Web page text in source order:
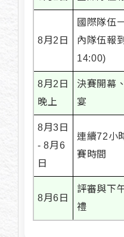
8月2日
國際隊伍
內隊伍報
14:00)
8月2日
晚上
決賽開幕
宴
8月3日
- 8月6
日
連續72小
賽時間
8月6日
評審與下
禮